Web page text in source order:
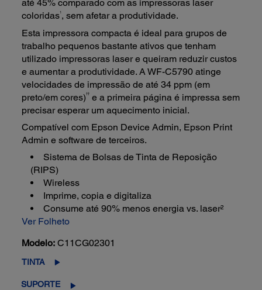
até 45% comparado com as impressoras laser
coloridas1 , sem afetar a produtividade.
Esta impressora compacta é ideal para grupos de
trabalho pequenos bastante ativos que tenham
utilizado impressoras laser e queiram reduzir custos
e aumentar a produtividade. A WF-C5790 atinge
velocidades de impressão de até 34 ppm (em
preto/em cores)†† e a primeira página é impressa sem
precisar esperar um aquecimento inicial.
Compatível com Epson Device Admin, Epson Print
Admin e software de terceiros.
Sistema de Bolsas de Tinta de Reposição
(RIPS)
Wireless
Imprime, copia e digitaliza
Consume até 90% menos energia vs. laser²
Ver Folheto
Modelo: C11CG02301
TINTA
SUPORTE